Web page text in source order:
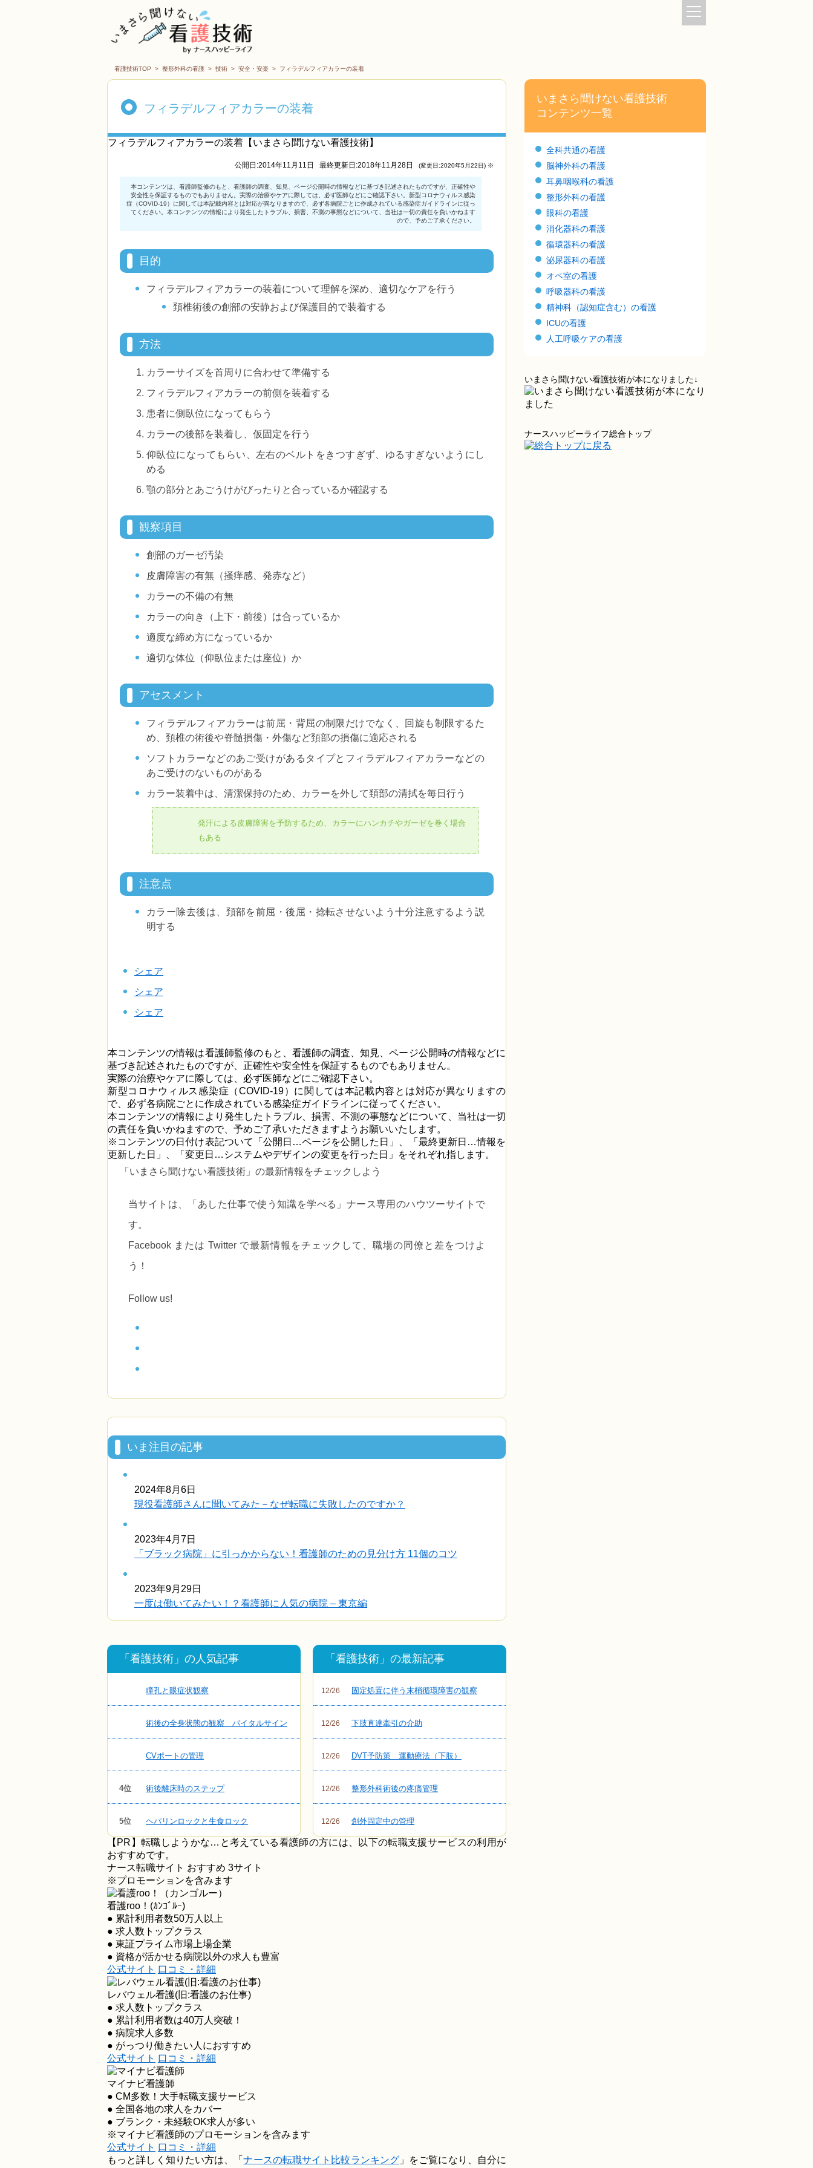
看護技術TOP > 整形外科の看護 > 技術 > 安全・安楽 > フィラデルフィアカラーの装着
フィラデルフィアカラーの装着
フィラデルフィアカラーの装着【いまさら聞けない看護技術】
公開日:2014年11月11日 最終更新日:2018年11月28日 (変更日:2020年5月22日) ※
目的
フィラデルフィアカラーの装着について理解を深め、適切なケアを行う
頚椎術後の創部の安静および保護目的で装着する
方法
カラーサイズを首周りに合わせて準備する
フィラデルフィアカラーの前側を装着する
患者に側臥位になってもらう
カラーの後部を装着し、仮固定を行う
仰臥位になってもらい、左右のベルトをきつすぎず、ゆるすぎないようにし
める
顎の部分とあごうけがびったりと合っているか確認する
観察項目
創部のガーゼ汚染
皮膚障害の有無（掻痒感、発赤など）
カラーの不備の有無
カラーの向き（上下・前後）は合っているか
適度な締め方になっているか
適切な体位（仰臥位または座位）か
アセスメント
フィラデルフィアカラーは前屈・背屈の制限だけでなく、回旋も制限するた
め、頚椎の術後や脊髄損傷・外傷など頚部の損傷に適応される
ソフトカラーなどのあご受けがあるタイプとフィラデルフィアカラーなどの
あご受けのないものがある
カラー装着中は、清潔保持のため、カラーを外して頚部の清拭を毎日行う
発汗による皮膚障害を予防するため、カラーにハンカチやガーゼを巻く場合
もある
注意点
カラー除去後は、頚部を前屈・後屈・捻転させないよう十分注意するよう説
明する
シェア
シェア
シェア
本コンテンツの情報は看護師監修のもと、看護師の調査、知見、ページ公開時の情報などに
基づき記述されたものですが、正確性や安全性を保証するものでもありません。
実際の治療やケアに際しては、必ず医師などにご確認下さい。
新型コロナウィルス感染症（COVID-19）に関しては本記載内容とは対応が異なりますの
で、必ず各病院ごとに作成されている感染症ガイドラインに従ってください。
本コンテンツの情報により発生したトラブル、損害、不測の事態などについて、当社は一切
の責任を負いかねますので、予めご了承いただきますようお願いいたします。
※コンテンツの日付け表記ついて「公開日…ページを公開した日」、「最終更新日…情報を
更新した日」、「変更日…システムやデザインの変更を行った日」をそれぞれ指します。
「いまさら聞けない看護技術」の最新情報をチェックしよう
当サイトは、 「あした仕事で使う知識を学べる」 ナース専用のハウツーサイトで
す。
Facebook または Twitter で最新情報をチェックして、職場の同僚と差をつけよ
う！
Follow us!
いま注目の記事
2024年8月6日
現役看護師さんに聞いてみた－なぜ転職に失敗したのですか？
2023年4月7日
「ブラック病院」に引っかからない！看護師のための見分け方 11個のコツ
2023年9月29日
一度は働いてみたい！？看護師に人気の病院 – 東京編
「看護技術」の人気記事
瞳孔と眼症状観察
術後の全身状態の観察 バイタルサイン
CVポートの管理
4位 術後離床時のステップ
5位 ヘパリンロックと生食ロック
「看護技術」の最新記事
12/26 固定処置に伴う末梢循環障害の観察
12/26 下肢直達牽引の介助
12/26 DVT予防策 運動療法（下肢）
12/26 整形外科術後の疼痛管理
12/26 創外固定中の管理
【PR】転職しようかな…と考えている看護師の方には、以下の転職支援サービスの利用が
おすすめです。
ナース転職サイト おすすめ 3サイト
※プロモーションを含みます
看護roo！(ｶﾝｺﾞﾙｰ)
● 累計利用者数50万人以上
● 求人数トップクラス
● 東証プライム市場上場企業
● 資格が活かせる病院以外の求人も豊富
公式サイト 口コミ・詳細
レバウェル看護(旧:看護のお仕事)
● 求人数トップクラス
● 累計利用者数は40万人突破！
● 病院求人多数
● がっつり働きたい人におすすめ
公式サイト 口コミ・詳細
マイナビ看護師
● CM多数！大手転職支援サービス
● 全国各地の求人をカバー
● ブランク・未経験OK求人が多い
※マイナビ看護師のプロモーションを含みます
公式サイト 口コミ・詳細
もっと詳しく知りたい方は、「ナースの転職サイト比較ランキング 」をご覧になり、自分に
いまさら聞けない看護技術
コンテンツ一覧
全科共通の看護
脳神外科の看護
耳鼻咽喉科の看護
整形外科の看護
眼科の看護
消化器科の看護
循環器科の看護
泌尿器科の看護
オペ室の看護
呼吸器科の看護
精神科（認知症含む）の看護
ICUの看護
人工呼吸ケアの看護
いまさら聞けない看護技術が本になりました↓
ナースハッピーライフ総合トップ